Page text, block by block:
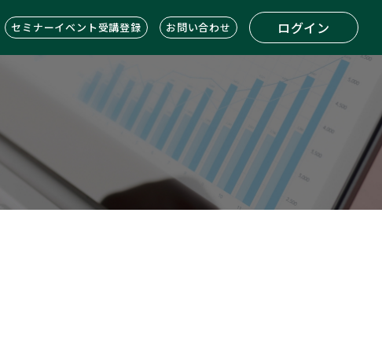
セミナーイベント受講登録 お問い合わせ ログイン